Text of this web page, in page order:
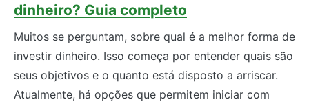
dinheiro? Guia completo
Muitos se perguntam, sobre qual é a melhor forma de
investir dinheiro. Isso começa por entender quais são
seus objetivos e o quanto está disposto a arriscar.
Atualmente, há opções que permitem iniciar com